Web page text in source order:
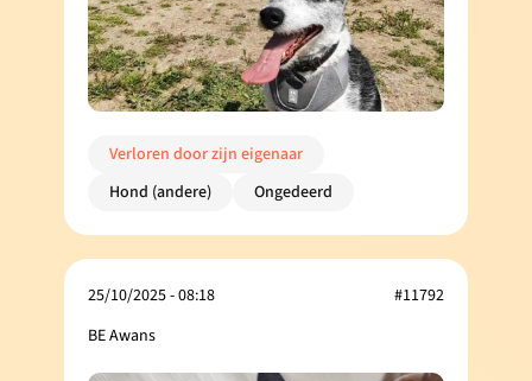
Verloren door zijn eigenaar
Hond (andere)
Ongedeerd
25/10/2025 - 08:18
BE Awans
#11792